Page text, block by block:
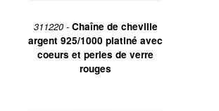
311220 - Chaîne de cheville
argent 925/1000 platiné avec
coeurs et perles de verre
rouges